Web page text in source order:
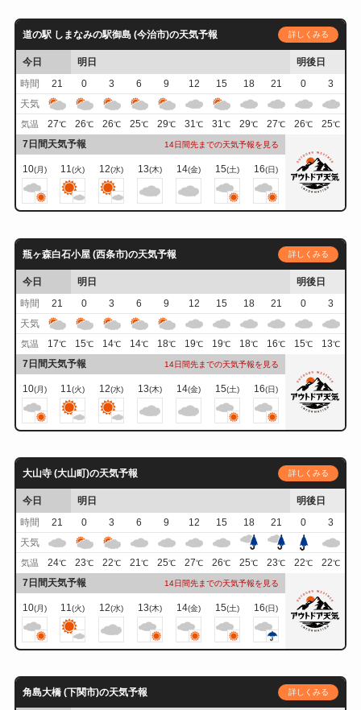
道の駅 しまなみの駅御島 (今治市)の天気予報 詳しくみる
今日 明日
明後日
時間
21 0 3 6 9 12 15 18 21 0
3
天気
気温 27℃ 26℃ 26℃ 25℃ 29℃ 31℃ 31℃ 29℃ 27℃ 26℃ 25℃
7日間天気予報 14日間先までの天気予報を見る
10(月) 11(火) 12(水) 13(木) 14(金) 15(土) 16(日)
瓶ヶ森白石小屋 (西条市)の天気予報 詳しくみる
今日 明日
明後日
時間
21 0 3 6 9 12 15 18 21 0
3
天気
気温 17℃ 15℃ 14℃ 14℃ 18℃ 19℃ 19℃ 18℃ 16℃ 15℃ 13℃
7日間天気予報 14日間先までの天気予報を見る
10(月) 11(火) 12(水) 13(木) 14(金) 15(土) 16(日)
大山寺 (大山町)の天気予報 詳しくみる
今日 明日
明後日
時間
21 0 3 6 9 12 15 18 21 0
3
天気
気温 24℃ 23℃ 22℃ 21℃ 25℃ 27℃ 26℃ 25℃ 23℃ 22℃ 22℃
7日間天気予報 14日間先までの天気予報を見る
10(月) 11(火) 12(水) 13(木) 14(金) 15(土) 16(日)
角島大橋 (下関市)の天気予報 詳しくみる